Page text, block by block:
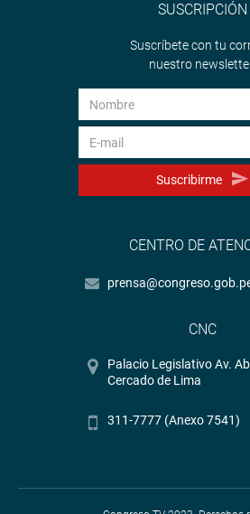
SUSCRIPCIÓN
Suscríbete con tu
nuestro
Suscribirme
CENTRO DE
CNC
Palacio Legislativo Av.
Cercado de Lima
311-7777 (Anexo 7541)